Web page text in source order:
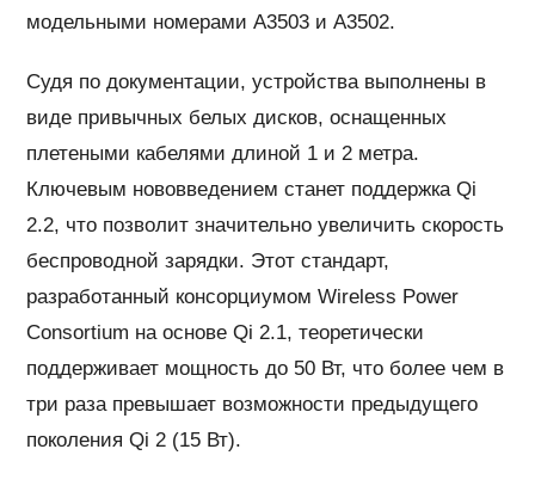
модельными номерами A3503 и A3502.
Судя по документации, устройства выполнены в
виде привычных белых дисков, оснащенных
плетеными кабелями длиной 1 и 2 метра.
Ключевым нововведением станет поддержка Qi
2.2, что позволит значительно увеличить скорость
беспроводной зарядки. Этот стандарт,
разработанный консорциумом Wireless Power
Consortium на основе Qi 2.1, теоретически
поддерживает мощность до 50 Вт, что более чем в
три раза превышает возможности предыдущего
поколения Qi 2 (15 Вт).